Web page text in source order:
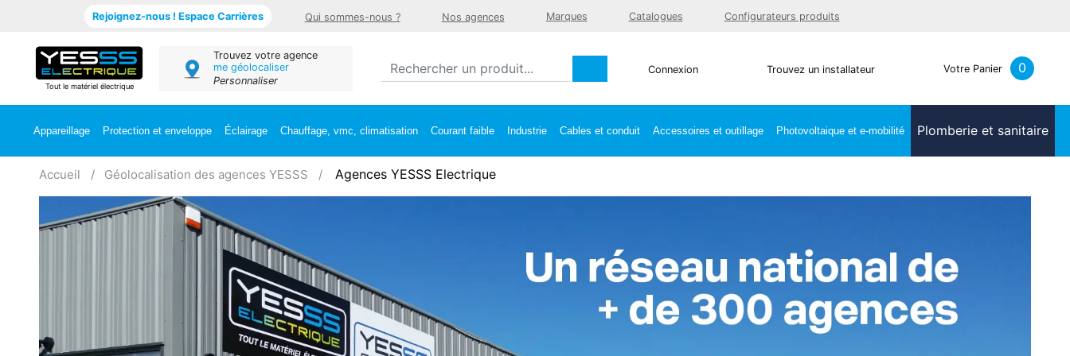
Rejoignez-nous ! Espace Carrières Qui sommes-nous ? Nos agences Marques Catalogues Configurateurs produits
Tout le matériel électrique
Trouvez votre agence
me géolocaliser
Personnaliser
Connexion Trouvez un installateur Votre Panier 0
Appareillage Protection et enveloppe Éclairage Chauffage, vmc, climatisation Courant faible Industrie Cables et conduit Accessoires et outillage Photovoltaique et e-mobilité Plomberie et sanitaire
Accueil Géolocalisation des agences YESSS Agences YESSS Electrique